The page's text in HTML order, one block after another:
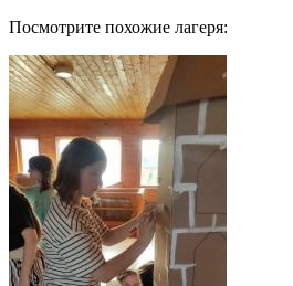
Посмотрите похожие лагеря: